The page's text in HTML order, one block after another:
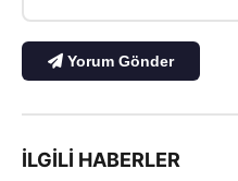
Yorum Gönder
İLGILI HABERLER